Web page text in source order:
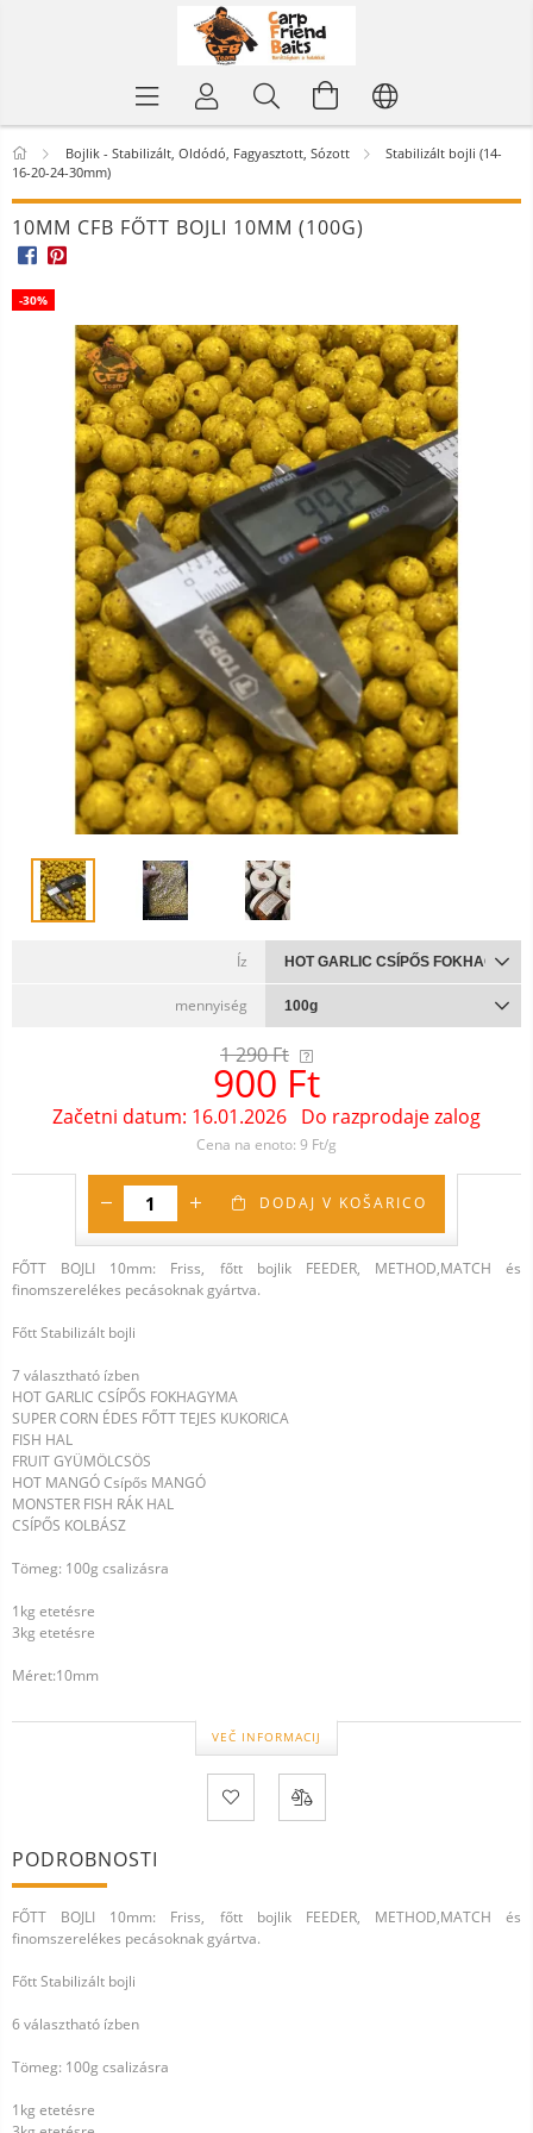
Bojlik - Stabilizált, Oldódó, Fagyasztott, Sózott
Stabilizált bojli (14-
16-20-24-30mm)
10MM CFB FŐTT BOJLI 10MM (100G)
-30%
Íz
mennyiség
1 290Ft
900 Ft
Začetni datum: 16.01.2026 Do razprodaje zalog
Cena na enoto: 9 Ft/g
DODAJ V KOŠARICO
FŐTT BOJLI 10mm: Friss, főtt bojlik FEEDER, METHOD,MATCH és
finomszerelékes pecásoknak gyártva.
Főtt Stabilizált bojli
7 választható ízben
HOT GARLIC CSÍPŐS FOKHAGYMA
SUPER CORN ÉDES FŐTT TEJES KUKORICA
FISH HAL
FRUIT GYÜMÖLCSÖS
HOT MANGÓ Csípős MANGÓ
MONSTER FISH RÁK HAL
CSÍPŐS KOLBÁSZ
Tömeg: 100g csalizásra
1kg etetésre
3kg etetésre
Méret:10mm
VEČ INFORMACIJ
PODROBNOSTI
FŐTT BOJLI 10mm: Friss, főtt bojlik FEEDER, METHOD,MATCH és
finomszerelékes pecásoknak gyártva.
Főtt Stabilizált bojli
6 választható ízben
Tömeg: 100g csalizásra
1kg etetésre